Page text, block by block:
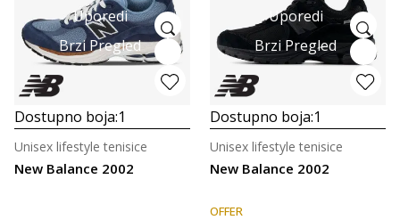
Uporedi
Brzi Pregled
Dostupno boja:1
New Balance 2002
Unisex lifestyle tenisice
Uporedi
Brzi Pregled
Dostupno boja:1
New Balance 2002
Unisex lifestyle tenisice
OFFER